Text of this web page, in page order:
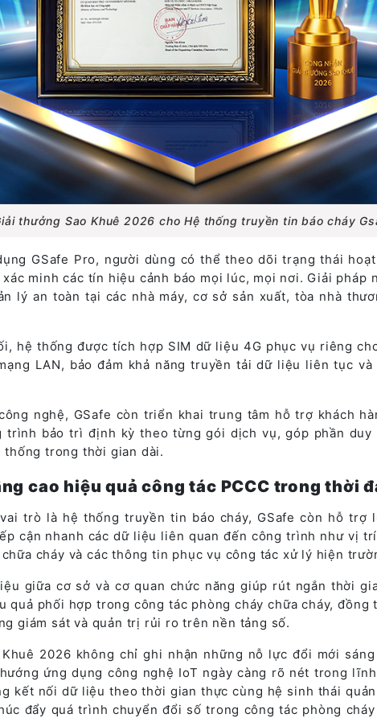
thưởng Sao Khuê 2026 cho Hệ thống truyền tin báo cháy
GSafe Pro, người dùng có thể theo dõi trạng thái
minh các tín hiệu cảnh báo mọi lúc, mọi nơi. Giải pháp
lý an toàn tại các nhà máy, cơ sở sản xuất, tòa nhà
hệ thống được tích hợp SIM dữ liệu 4G phục vụ riêng
LAN, bảo đảm khả năng truyền tải dữ liệu liên tục
nghệ, GSafe còn triển khai trung tâm hỗ trợ khách
trình bảo trì định kỳ theo từng gói dịch vụ, góp phần
thống trong thời gian dài.
cao hiệu quả công tác PCCC trong thời
trò là hệ thống truyền tin báo cháy, GSafe còn hỗ trợ
cận nhanh các dữ liệu liên quan đến công trình như vị
cháy và các thông tin phục vụ công tác xử lý hiện
giữa cơ sở và cơ quan chức năng giúp rút ngắn thời
quả phối hợp trong công tác phòng cháy chữa cháy, đồng
giám sát và quản trị rủi ro trên nền tảng số.
2026 không chỉ ghi nhận những nỗ lực đổi mới sáng
ứng dụng công nghệ IoT ngày càng rõ nét trong
kết nối dữ liệu theo thời gian thực cùng hệ sinh thái
đẩy quá trình chuyển đổi số trong công tác phòng